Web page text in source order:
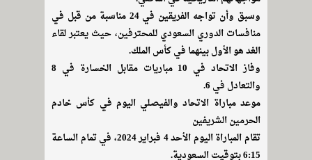
وسبق وأن تواجه الفريقين في 24 مناسبة من قبل في
منافسات الدوري السعودي للمحترفين، حيث يعتبر لقاء
الغد هو الأول بينهما في كأس الملك.
وفاز الاتحاد في 10 مباريات مقابل الخسارة في 8
والتعادل في 6.
موعد مباراة الاتحاد والفيصلي اليوم في كأس خادم
الحرمين الشريفين
تقام المباراة اليوم الأحد 4 فبراير 2024، في تمام الساعة
6:15 بتوقيت السعودية.